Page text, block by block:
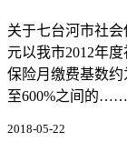
关于七台河市社
元以我市2012年
保险月缴费基数约
至600%之间的……
2018-05-22